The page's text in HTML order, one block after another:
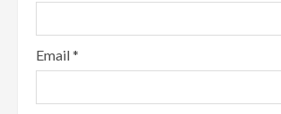
Email*